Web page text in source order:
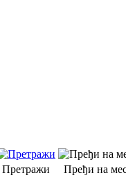
Претражи
Пређи на